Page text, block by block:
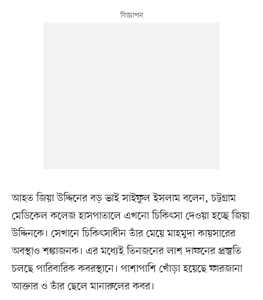
আহত জিয়া উদ্দিনের বড় ভাই সাইফুল ইসলাম বলেন, চট্টগ্রাম
মেডিকেল কলেজ হাসপাতালে এখনো চিকিৎসা দেওয়া হচ্ছে জিয়া
উদ্দিনকে। সেখানে চিকিৎসাধীন তাঁর মেয়ে মাহমুদা কায়সারের
অবস্থাও শঙ্কাজনক। এর মধ্যেই তিনজনের লাশ দাফনের প্রস্তুতি
চলছে পারিবারিক কবরস্থানে। পাশাপাশি খোঁড়া হয়েছে ফারজানা
আক্তার ও তাঁর ছেলে মানারুলের কবর।